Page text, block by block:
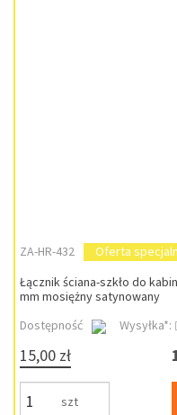
ZA-HR-432
Oferta
Łącznik ściana-szkło do
mm mosiężny satynowany
Dostępność
Wysyłka*:
15,00 zł
szt